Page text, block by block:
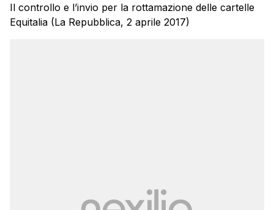
Il controllo e l’invio per la rottamazione delle cartelle
Equitalia (La Repubblica, 2 aprile 2017)